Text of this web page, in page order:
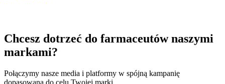
Chcesz dotrzeć do farmaceutów naszymi
markami?
Połączymy nasze media i platformy w spójną kampanię
dopasowaną do celu Twojej marki.